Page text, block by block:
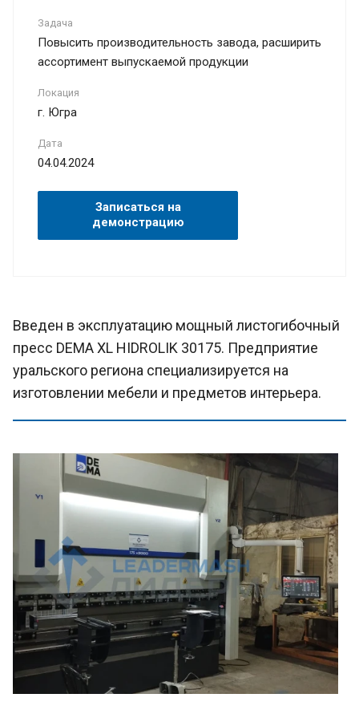
Задача
Повысить производительность завода, расширить
ассортимент выпускаемой продукции
Локация
г. Югра
Дата
04.04.2024
Записаться на
демонстрацию
Введен в эксплуатацию мощный листогибочный
пресс DEMA XL HIDROLIK 30175. Предприятие
уральского региона специализируется на
изготовлении мебели и предметов интерьера.